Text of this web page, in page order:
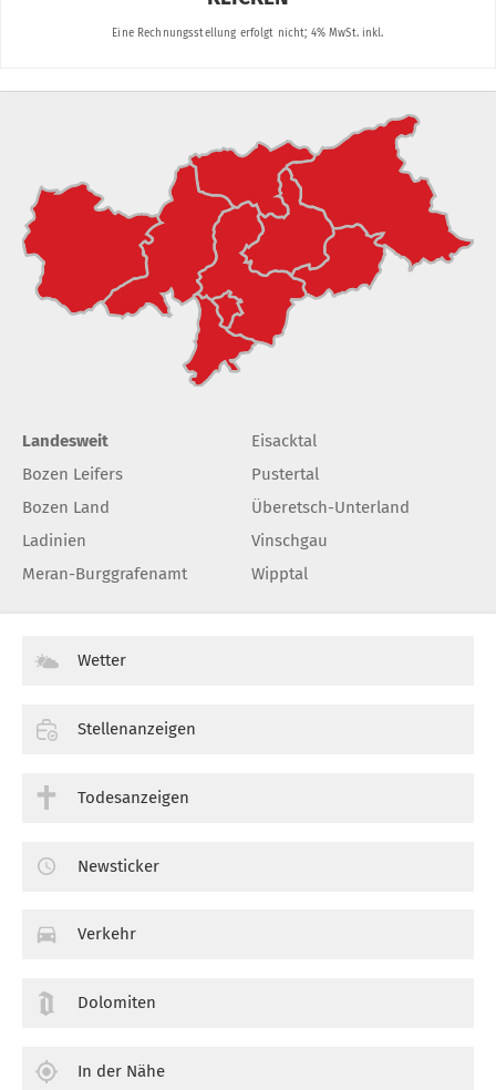
Landesweit
Bozen Leifers
Bozen Land
Ladinien
Meran-Burggrafenamt
Eisacktal
Pustertal
Überetsch-Unterland
Vinschgau
Wipptal
Wetter
Stellenanzeigen
Todesanzeigen
Newsticker
Verkehr
Dolomiten
In der Nähe